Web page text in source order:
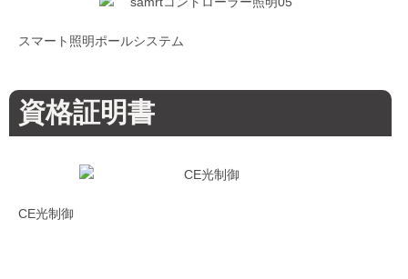
スマート照明ポールシステム
資格証明書
CE光制御